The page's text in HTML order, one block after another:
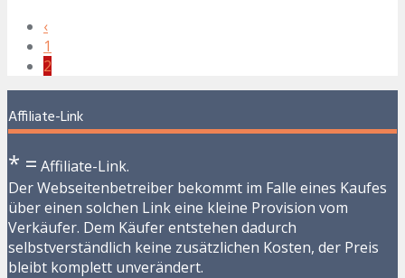
‹
1
2
Affiliate-Link
* = Affiliate-Link.
Der Webseitenbetreiber bekommt im Falle eines Kaufes
über einen solchen Link eine kleine Provision vom
Verkäufer. Dem Käufer entstehen dadurch
selbstverständlich keine zusätzlichen Kosten, der Preis
bleibt komplett unverändert.